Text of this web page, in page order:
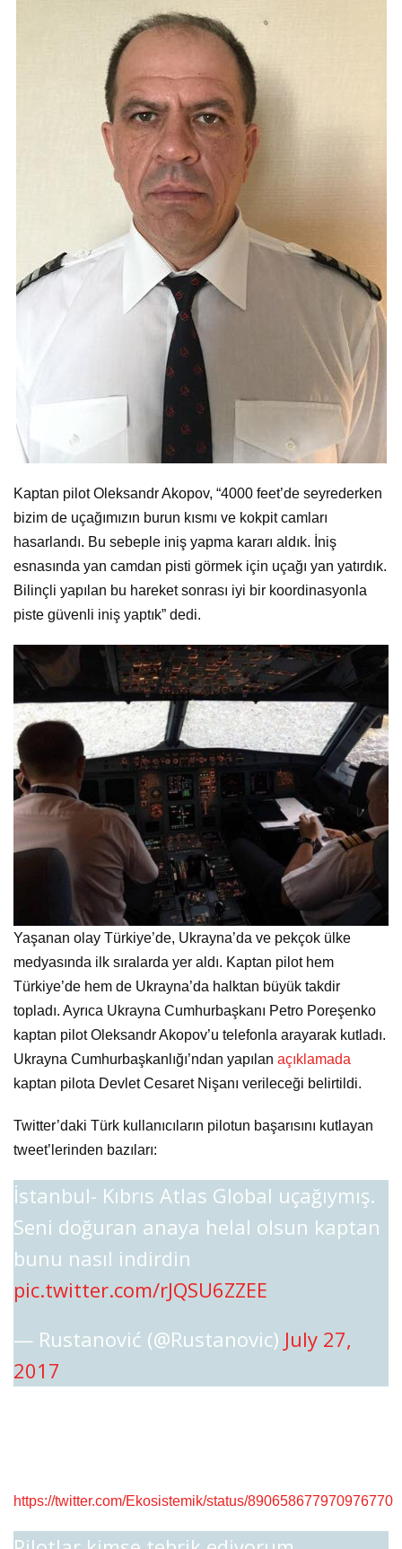
Kaptan pilot Oleksandr Akopov, “4000 feet’de seyrederken
bizim de uçağımızın burun kısmı ve kokpit camları
hasarlandı. Bu sebeple iniş yapma kararı aldık. İniş
esnasında yan camdan pisti görmek için uçağı yan yatırdık.
Bilinçli yapılan bu hareket sonrası iyi bir koordinasyonla
piste güvenli iniş yaptık” dedi.
Yaşanan olay Türkiye’de, Ukrayna’da ve pekçok ülke
medyasında ilk sıralarda yer aldı. Kaptan pilot hem
Türkiye’de hem de Ukrayna’da halktan büyük takdir
topladı. Ayrıca Ukrayna Cumhurbaşkanı Petro Poreşenko
kaptan pilot Oleksandr Akopov’u telefonla arayarak kutladı.
Ukrayna Cumhurbaşkanlığı’ndan yapılan açıklamada
kaptan pilota Devlet Cesaret Nişanı verileceği belirtildi.
Twitter’daki Türk kullanıcıların pilotun başarısını kutlayan
tweet’lerinden bazıları:
İstanbul- Kıbrıs Atlas Global uçağıymış.
Seni doğuran anaya helal olsun kaptan
bunu nasıl indirdin
pic.twitter.com/rJQSU6ZZEE
— Rustanović (@Rustanovic) July 27,
2017
https://twitter.com/Ekosistemik/status/890658677970976770